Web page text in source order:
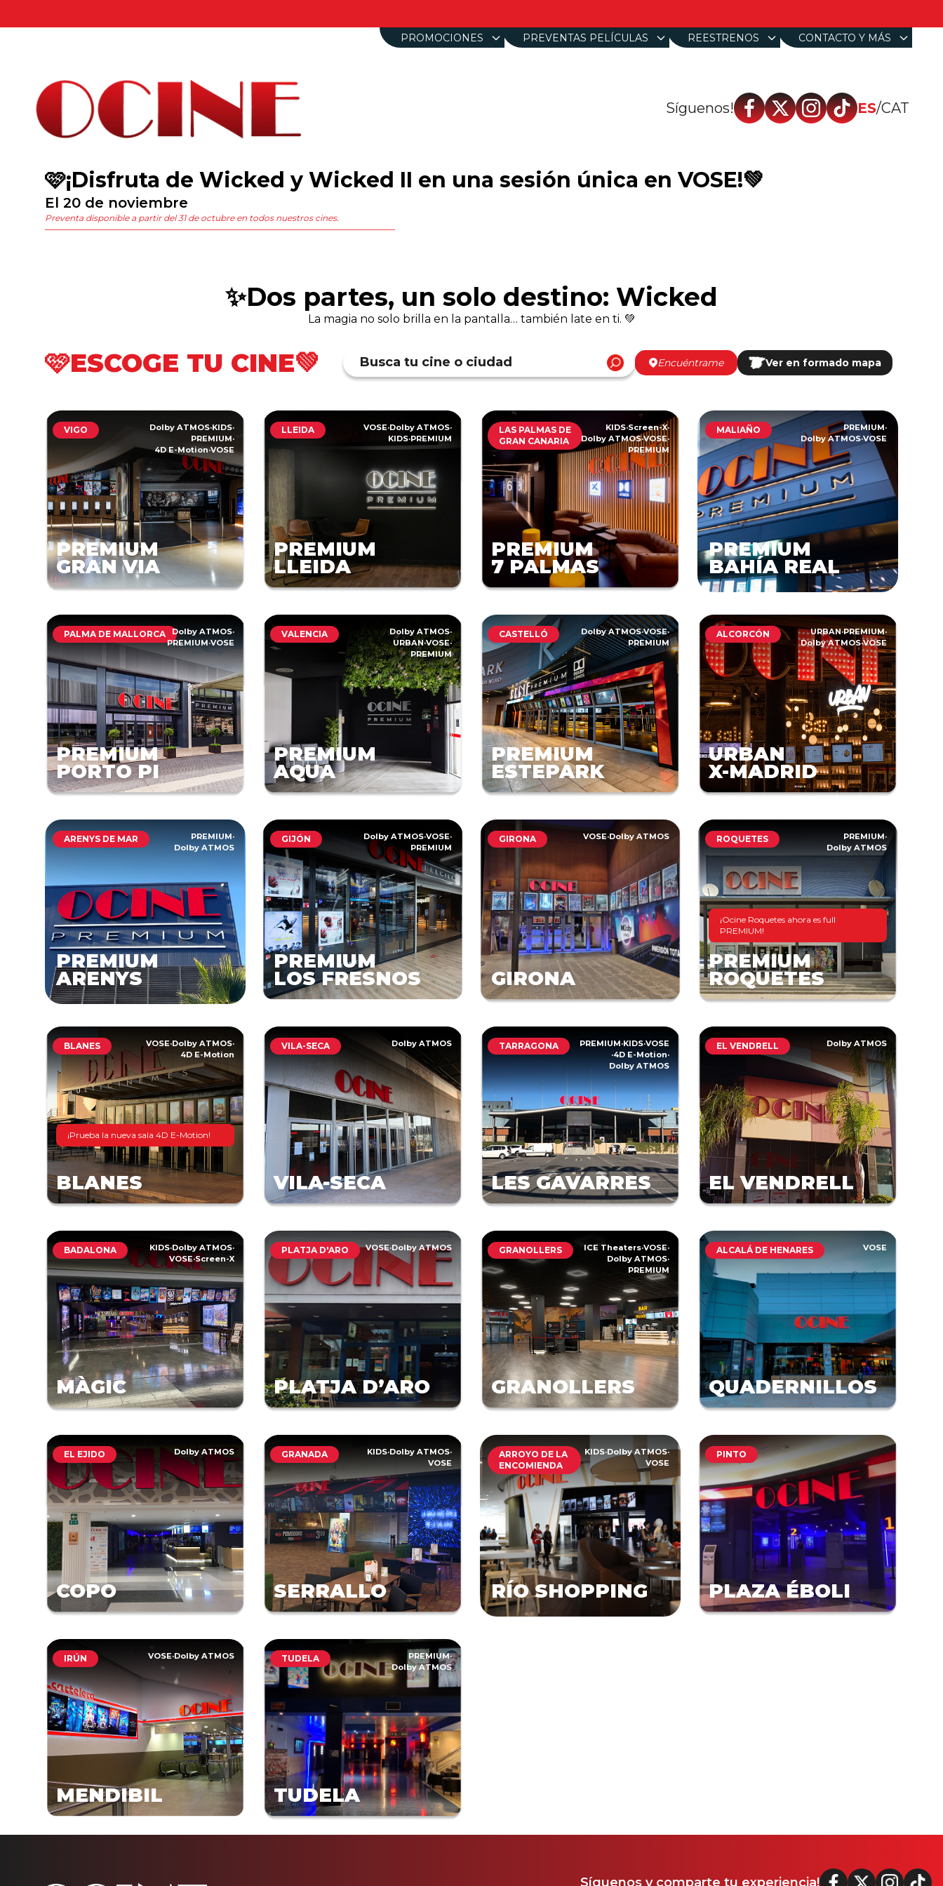
ㅤPROMOCIONESㅤ PREVENTAS PELÍCULAS REESTRENOS CONTACTO Y MÁS
Síguenos! ES/CAT
🩷¡Disfruta de Wicked y Wicked II en una sesión única en VOSE!💚
El 20 de noviembre
Preventa disponible a partir del 31 de octubre en todos nuestros cines.
✨Dos partes, un solo destino: Wicked
La magia no solo brilla en la pantalla… también late en ti. 💚
🩷ESCOGE TU CINE💚 Encuéntrame Ver en formado mapa
VIGO Dolby ATMOS·KIDS·
PREMIUM·
4D E-Motion·VOSE
PREMIUM
GRAN VIA
LLEIDA VOSE·Dolby ATMOS·
KIDS·PREMIUM
PREMIUM
LLEIDA
LAS PALMAS DE
GRAN CANARIA
KIDS·Screen-X·
Dolby ATMOS·VOSE·
PREMIUM
PREMIUM
7 PALMAS
MALIAÑO PREMIUM·
Dolby ATMOS·VOSE
PREMIUM
BAHÍA REAL
PALMA DE MALLORCA Dolby ATMOS·
PREMIUM·VOSE
PREMIUM
PORTO PI
VALENCIA Dolby ATMOS·
URBAN·VOSE·
PREMIUM
PREMIUM
AQUA
CASTELLÓ Dolby ATMOS·VOSE·
PREMIUM
PREMIUM
ESTEPARK
ALCORCÓN URBAN·PREMIUM·
Dolby ATMOS·VOSE
URBAN
X-MADRID
ARENYS DE MAR PREMIUM·
Dolby ATMOS
PREMIUM
ARENYS
GIJÓN Dolby ATMOS·VOSE·
PREMIUM
PREMIUM
LOS FRESNOS
GIRONA VOSE·Dolby ATMOS
GIRONA
ROQUETES PREMIUM·
Dolby ATMOS
¡Ocine Roquetes ahora es full
PREMIUM!
PREMIUM
ROQUETES
BLANES VOSE·Dolby ATMOS·
4D E-Motion
¡Prueba la nueva sala 4D E-Motion!
BLANES
VILA-SECA Dolby ATMOS
VILA-SECA
TARRAGONA PREMIUM·KIDS·VOSE
·4D E-Motion·
Dolby ATMOS
LES GAVARRES
EL VENDRELL Dolby ATMOS
EL VENDRELL
BADALONA KIDS·Dolby ATMOS·
VOSE·Screen-X
MÀGIC
PLATJA D'ARO VOSE·Dolby ATMOS
PLATJA D’ARO
GRANOLLERS ICE Theaters·VOSE·
Dolby ATMOS·
PREMIUM
GRANOLLERS
ALCALÁ DE HENARES VOSE
QUADERNILLOS
EL EJIDO Dolby ATMOS
COPO
GRANADA KIDS·Dolby ATMOS·
VOSE
SERRALLO
ARROYO DE LA
ENCOMIENDA
KIDS·Dolby ATMOS·
VOSE
RÍO SHOPPING
PINTO
PLAZA ÉBOLI
IRÚN VOSE·Dolby ATMOS
MENDIBIL
TUDELA PREMIUM·
Dolby ATMOS
TUDELA
Síguenos y comparte tu experiencia!